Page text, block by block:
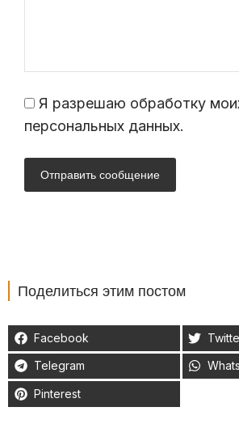
Я разрешаю обработку
персональных данных.
Отправить сообщение
Поделиться этим постом
Facebook
Telegram
Pinterest